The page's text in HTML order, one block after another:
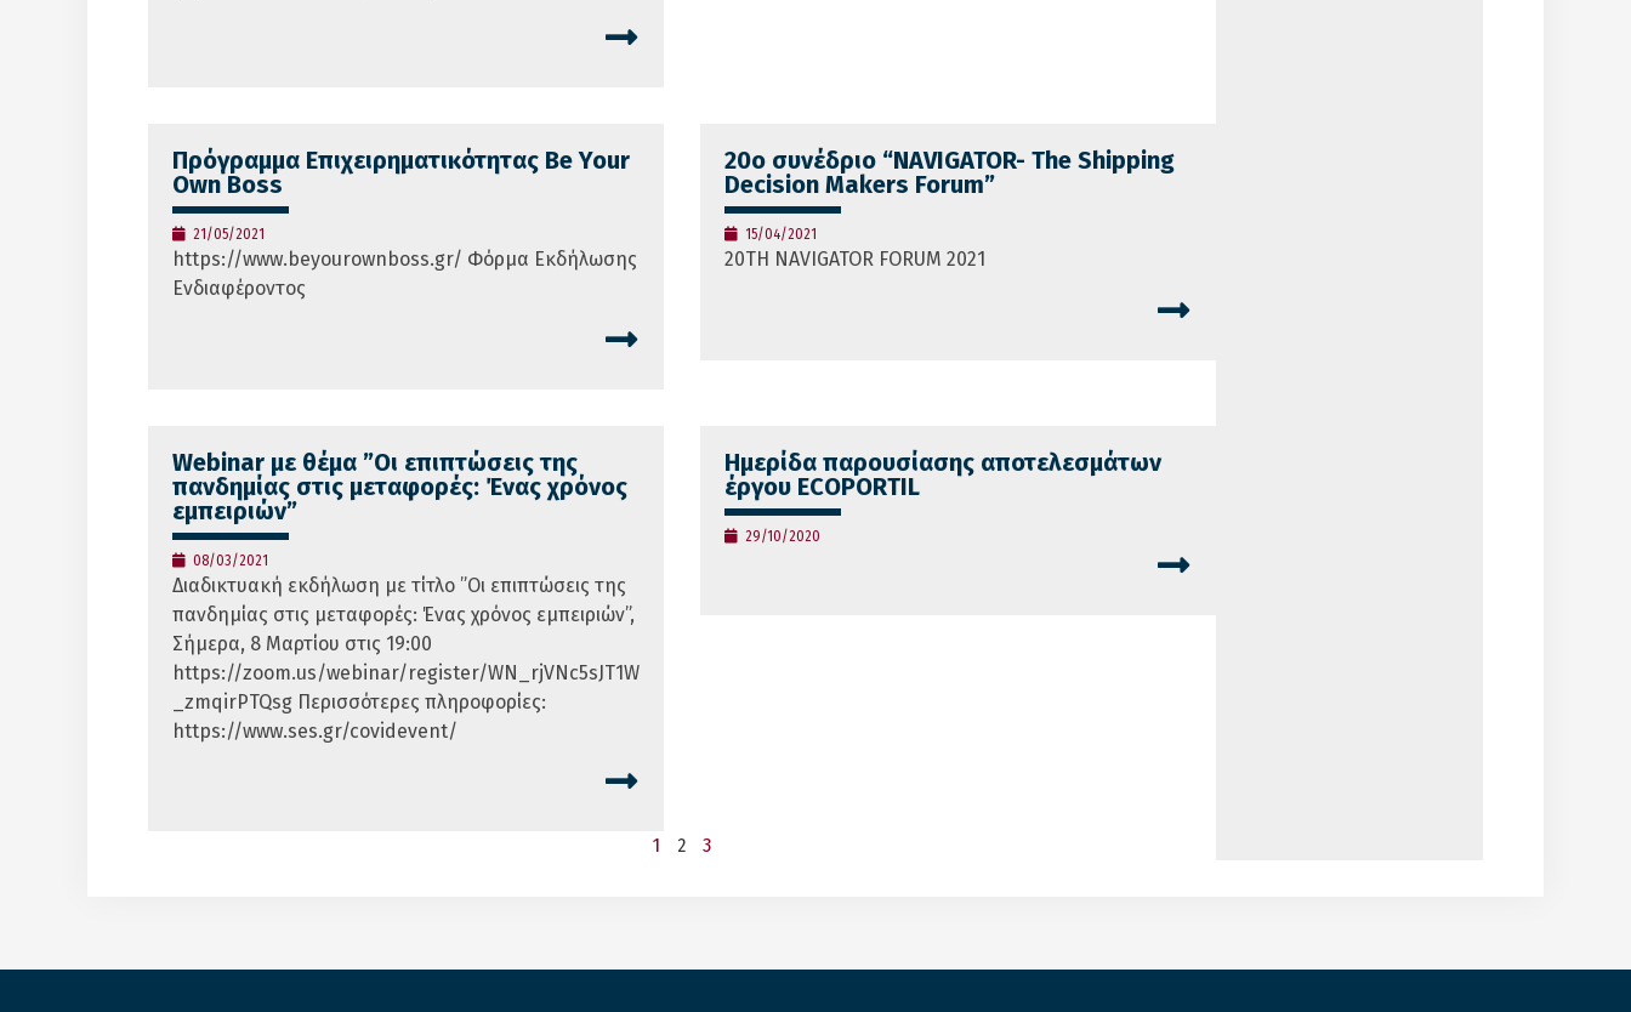
Πρόγραμμα Επιχειρηματικότητας Be Your
Own Boss
21/05/2021
https://www.beyourownboss.gr/ Φόρμα Εκδήλωσης
Ενδιαφέροντος
20ο συνέδριο “NAVIGATOR- The Shipping
Decision Makers Forum”
15/04/2021
20TH NAVIGATOR FORUM 2021
Webinar με θέμα ”Οι επιπτώσεις της
πανδημίας στις μεταφορές: Ένας χρόνος
εμπειριών”
08/03/2021
Διαδικτυακή εκδήλωση με τίτλο ”Οι επιπτώσεις της
πανδημίας στις μεταφορές: Ένας χρόνος εμπειριών”,
Σήμερα, 8 Μαρτίου στις 19:00
https://zoom.us/webinar/register/WN_rjVNc5sJT1W
_zmqirPTQsg Περισσότερες πληροφορίες:
https://www.ses.gr/covidevent/
Ημερίδα παρουσίασης αποτελεσμάτων
έργου ECOPORTIL
29/10/2020
1 2 3